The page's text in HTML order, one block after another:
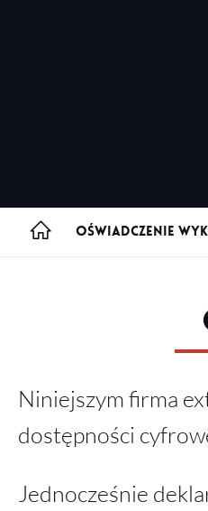
Oświadczenie
Niniejszym firma
dostępności
Jednocześnie